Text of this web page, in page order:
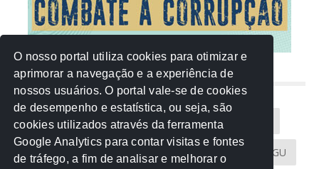
NUVEM DE TAGS
Acontece na Rede AGU AMM
Atricon Audicom CAU-MT CGU
O nosso portal utiliza cookies para otimizar e
aprimorar a navegação e a experiência de
nossos usuários. O portal vale-se de cookies
de desempenho e estatística, ou seja, são
cookies utilizados através da ferramenta
Google Analytics para contar visitas e fontes
de tráfego, a fim de analisar e melhorar o